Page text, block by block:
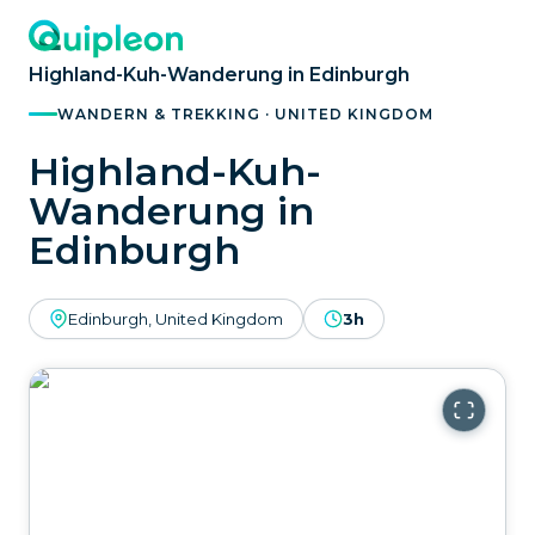
Highland-Kuh-Wanderung in Edinburgh
WANDERN & TREKKING · UNITED KINGDOM
Highland-Kuh-
Wanderung in
Edinburgh
Edinburgh, United Kingdom 3h